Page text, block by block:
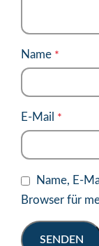
Name *
E-Mail *
Name, E-
Browser für